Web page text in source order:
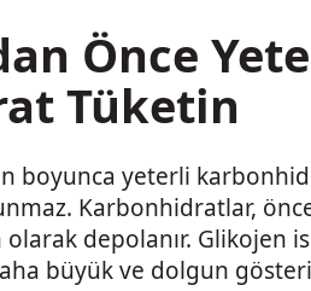
Önce
Tüketin
boyunca yeterli
Karbonhidratlar,
depolanır. Glikojen
büyük ve dolgun